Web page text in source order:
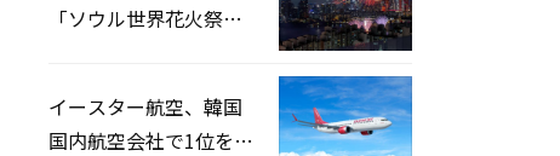
「ソウル世界花火祭り
イースター航空、韓国
国内航空会社で1位を記